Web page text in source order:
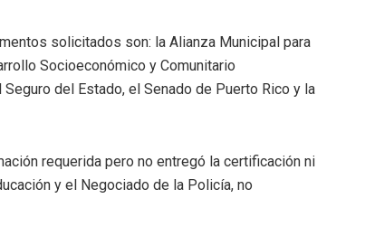
solicitados son: la Alianza Municipal para
Socioeconómico y Comunitario
del Estado, el Senado de Puerto Rico y la
requerida pero no entregó la certificación ni
y el Negociado de la Policía, no